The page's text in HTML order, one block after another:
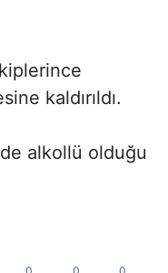
kaldırıldı.
alkollü olduğu